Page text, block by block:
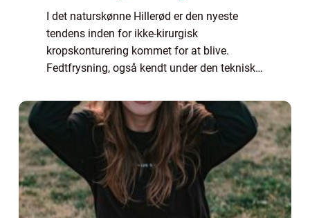
I det naturskønne Hillerød er den nyeste
tendens inden for ikke-kirurgisk
kropskonturering kommet for at blive.
Fedtfrysning, også kendt under den tekniske
for dem, der øns...